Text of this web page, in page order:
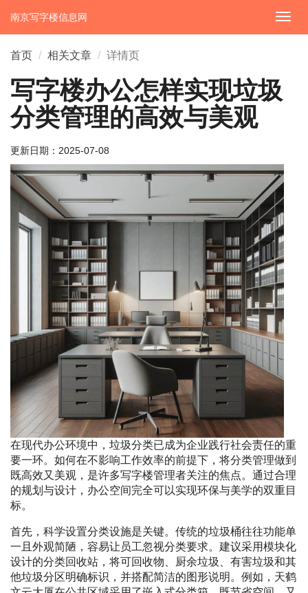
切
换
南京写字楼信息网
首页 相关文章 详情页
写字楼办公怎样实现垃圾
分类管理的高效与美观
更新日期： 2025-07-08
在现代办公环境中，垃圾分类已成为企业践行社会责任的重
要一环。如何在不影响工作效率的前提下，将分类管理做到
既高效又美观，是许多写字楼管理者关注的焦点。通过合理
的规划与设计，办公空间完全可以实现环保与美学的双重目
标。
首先，科学设置分类设施是关键。传统的垃圾桶往往功能单
一且外观简陋，容易让员工忽视分类要求。建议采用模块化
设计的分类回收站，将可回收物、厨余垃圾、有害垃圾和其
他垃圾分区明确标识，并搭配简洁的图形说明。例如，天鹤